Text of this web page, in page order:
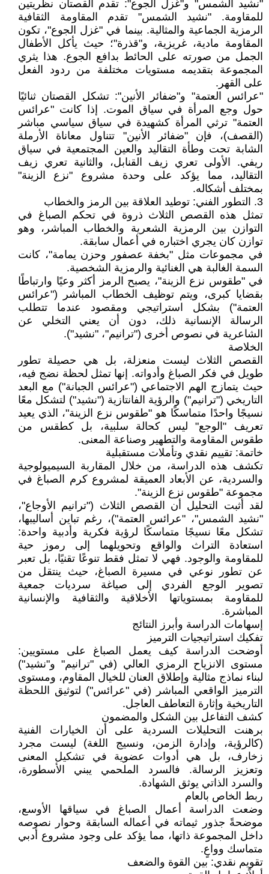
"نشيد الشمس" و"غزل الجوع": تقدم القصتان نظريتين
للمقاومة. "نشيد الشمس" تقدم المقاومة الثقافية
الرمزية الجماعية والمثالية. بينما في "غزل الجوع"، تكون
المقاومة مادية، غريزية، و"قذرة"؛ حيث يأكل الأطفال
الجمل من صورته على الحائط بدافع الجوع. هذا يثري
المجموعة بتقديمه مستويات مختلفة من ردود الفعل
على القهر.
"عرائس العتمة" و"ضفائر الأنين": تشكل القصتان ثنائيًا
حول وجع المرأة في سياق الموت. إذا كانت "عرائس
العتمة" ترثي المرأة كشهيدة في سياق سياسي مباشر
(القصف)، فإن "ضفائر الأنين" تتناول معاناة الأرملة
الشابة تحت وطأة التقاليد والعين المجتمعية في سياق
ريفي. الأولى تعري زيف القنابل، والثانية تعري زيف
التقاليد، مما يؤكد على وحدة مشروع "نزع الزينة"
بمختلف أشكاله.
3. التطور الفني: توطيد العلاقة بين الرمز والخطاب
تمثل هذه القصص الثلاث ذروة في تحكم الصباغ في
التوازن بين الرمزية الشعرية والخطاب المباشر، وهو
توازن كان يجري اختباره في أعمال سابقة.
في مجموعات مثل "بخفة عصفور وحزن يمامة"، كانت
السمة الغالبة هي الغنائية والرمزية الشخصية.
في "طقوس نزع الزينة"، يصبح الرمز أكثر وعيًا وارتباطًا
بقضايا كبرى، ويتم توظيف الخطاب المباشر ("عرائس
العتمة") بشكل استراتيجي ومقصود عندما تتطلب
الرسالة الإنسانية ذلك، دون أن يعني التخلي عن
الشاعرية في نصوص أخرى ("ترانيم"، "نشيد").
الخلاصة
القصص الثلاث ليست منعزلة، بل هي حصيلة تطور
طويل في فكر الصباغ وأدواته. إنها تمثل لحظة نضج فيه،
حيث يتمازج الهم الاجتماعي ("عرائس الجبانة") مع البعد
التاريخي ("ترانيم") والرؤية الفانتازية ("نشيد") لتشكل معًا
نسيجًا واحدًا متماسكًا هو "طقوس نزع الزينة"، الذي يعيد
تعريف "الوجع" ليس كحالة سلبية، بل كطقس من
طقوس المقاومة والتطهير وصناعة المعنى.
خاتمة: تقييم نقدي وتأملات مستقبلية
تكشف هذه الدراسة، من خلال المقاربة السيميولوجية
والسردية، عن الأبعاد العميقة لمشروع كرم الصباغ في
مجموعة "طقوس نزع الزينة".
لقد أثبت التحليل أن القصص الثلاث ("ترانيم الأوجاع"،
"نشيد الشمس"، "عرائس العتمة")، رغم تباين أساليبها،
تشكل معًا نسيجًا متماسكًا لرؤية فكرية وأدبية واحدة:
استعادة التراث والواقع وتحويلهما إلى رموز حية
للمقاومة والوجود. فهي لا تمثل فقط تنوعًا تقنيًا، بل تعبر
عن تطور نوعي في مسيرة الصباغ، حيث ينتقل من
تصوير الوجع الفردي إلى صياغة سرديات جمعية
للمقاومة بمستوياتها الأخلاقية والثقافية والإنسانية
المباشرة.
إسهامات الدراسة وأبرز النتائج
تفكيك استراتيجيات الترميز
أوضحت الدراسة كيف يعمل الصباغ على مستويين:
مستوى الانزياح الرمزي العالي (في "ترانيم" و"نشيد")
لبناء نماذج مثالية وإطلاق العنان للخيال المقاوم، ومستوى
الترميز الواقعي المباشر (في "عرائس") لتوثيق اللحظة
التاريخية وإثارة التعاطف العاجل.
كشف التفاعل بين الشكل والمضمون
برهنت التحليلات السردية على أن الخيارات الفنية
(كالرؤية، وإدارة الزمن، ونسيج اللغة) ليست مجرد
زخارف، بل هي أدوات عضوية في تشكيل المعنى
وتعزيز الرسالة. فالسرد الملحمي يبني الأسطورة،
والسرد الذاتي يوثق الشهادة.
ربط الخاص بالعام
وضعت الدراسة أعمال الصباغ في سياقها الأوسع،
موضحةً جذور ثيماته في أعماله السابقة وحوار نصوصه
داخل المجموعة ذاتها، مما يؤكد على وجود مشروع أدبي
متماسك وواعٍ.
تقويم نقدي: بين القوة والضعف